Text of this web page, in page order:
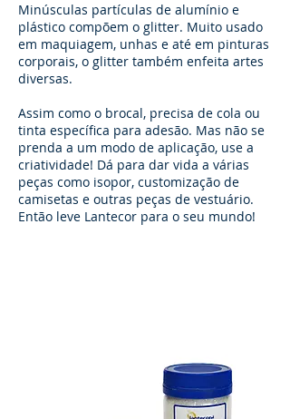
Minúsculas partículas de alumínio e
plástico compõem o glitter. Muito usado
em maquiagem, unhas e até em pinturas
corporais, o glitter também enfeita artes
diversas.
Assim como o brocal, precisa de cola ou
tinta específica para adesão. Mas não se
prenda a um modo de aplicação, use a
criatividade! Dá para dar vida a várias
peças como isopor, customização de
camisetas e outras peças de vestuário.
Então leve Lantecor para o seu mundo!